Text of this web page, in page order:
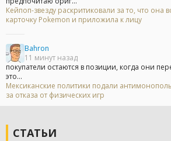
Кейпоп-звезду раскритиковали за то, что она
карточку Pokemon и приложила к лицу
Bahron
11 минут назад
покупатели остаются в позиции, когда они
это...
Мексиканские политики подали
за отказа от физических игр
СТАТЬИ